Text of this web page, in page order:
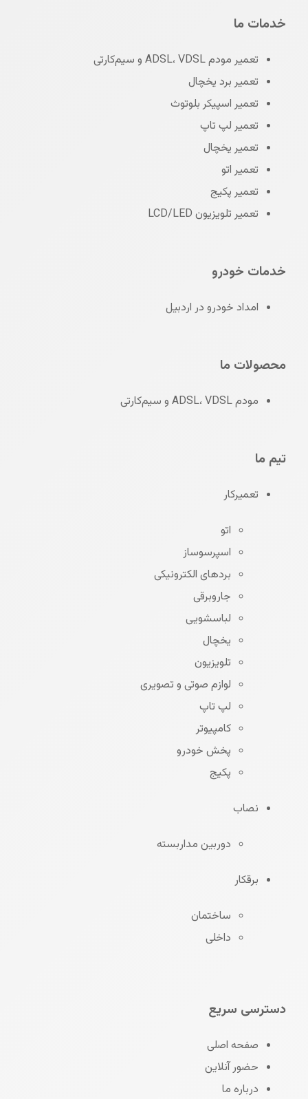
خدمات ما
تعمیر مودم ADSL، VDSL و سیم‌کارتی
تعمیر برد یخچال
تعمیر اسپیکر بلوتوث
تعمیر لپ تاپ
تعمیر یخچال
تعمیر اتو
تعمیر پکیج
تعمیر تلویزیون LCD/LED
خدمات خودرو
امداد خودرو در اردبیل
محصولات ما
مودم ADSL، VDSL و سیم‌کارتی
تیم ما
تعمیرکار
اتو
اسپرسوساز
بردهای الکترونیکی
جاروبرقی
لباسشویی
یخچال
تلویزیون
لوازم صوتی و تصویری
لپ تاپ
کامپیوتر
پخش خودرو
پکیج
نصاب
دوربین مداربسته
برقکار
ساختمان
داخلی
دسترسی سریع
صفحه اصلی
حضور آنلاین
درباره ما